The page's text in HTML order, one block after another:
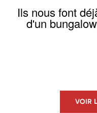
Ils nous font
d'un
VOIR